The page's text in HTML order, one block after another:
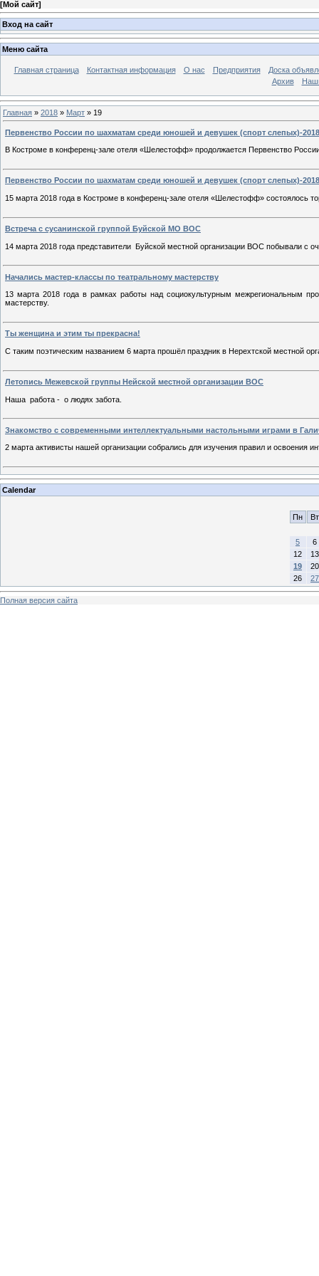
[Мой сайт]
Вход на сайт
Меню сайта
Главная страница Контактная информация О нас Предприятия
Доска
Архив
Главная » 2018 » Март » 19
Первенство России по шахматам среди юношей и девушек (спорт слепых)-2018
В Костроме в конференц-зале отеля «Шелестофф» продолжается Первенство
Первенство России по шахматам среди юношей и девушек (спорт слепых)-2018
15 марта 2018 года в Костроме в конференц-зале отеля «Шелестофф»
Встреча с сусанинской группой Буйской МО ВОС
14 марта 2018 года представители Буйской местной организации ВОС побывали с
Начались мастер-классы по театральному мастерству
13 марта 2018 года в рамках работы над социокультурным межрегиональным
мастерству.
Ты женщина и этим ты прекрасна!
С таким поэтическим названием 6 марта прошёл праздник в Нерехтской местной
Летопись Межевской группы Нейской местной организации ВОС
Наша работа - о людях забота.
Знакомство с современными интеллектуальными настольными играми в
2 марта активисты нашей организации собрались для изучения правил и освоения
Calendar
Пн Вт
5
6
12
13
19
20
26
27
Полная версия сайта